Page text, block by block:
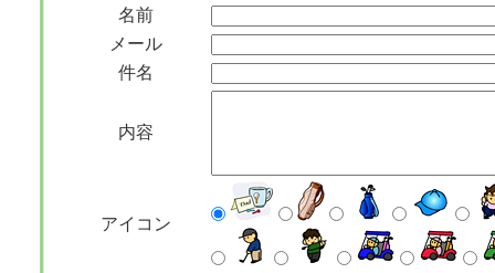
名前
メール
件名
内容
アイコン